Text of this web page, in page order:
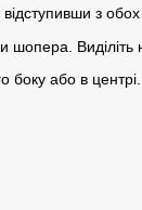
з
Виділіть
або в